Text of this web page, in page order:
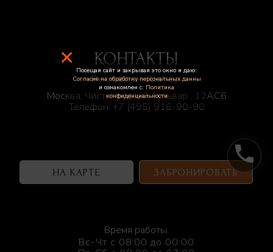
phone
НА КАРТЕ ЗАБРОНИРОВАТЬ
КОНТАКТЫ
Ресторан Шатёр
Москва, Чистопрудный бульвар , 12АС6
Телефон: +7 (495) 916-90-90
Время работы:
Вс-Чт с 08:00 до 00:00
Посещая сайт и закрывая это окно я даю:
Согласие на обработку персональных данны
и ознакомлен с: Политика
конфиденциальности
×